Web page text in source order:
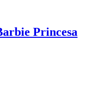
Princesa